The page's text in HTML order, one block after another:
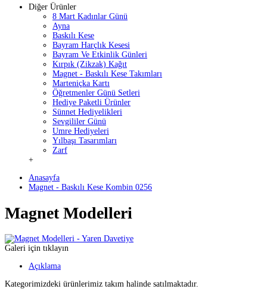
Diğer Ürünler
8 Mart Kadınlar Günü
Ayna
Baskılı Kese
Bayram Harçlık Kesesi
Bayram Ve Etkinlik Günleri
Kırpık (Zikzak) Kağıt
Magnet - Baskılı Kese Takımları
Marteniçka Kartı
Öğretmenler Günü Setleri
Hediye Paketli Ürünler
Sünnet Hediyelikleri
Sevgililer Günü
Umre Hediyeleri
Yılbaşı Tasarımları
Zarf
+
Anasayfa
Magnet - Baskılı Kese Kombin 0256
Magnet Modelleri
Galeri için tıklayın
Açıklama
Kategorimizdeki ürünlerimiz takım halinde satılmaktadır.